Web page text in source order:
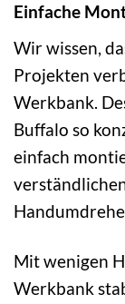
Einfache
Wir wissen,
Projekten
Werkbank.
Buffalo so
einfach
Mit wenigen
Werkbank